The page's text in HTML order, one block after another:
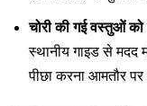
चोरी की गई वस्तुओं
स्थानीय गाइड से मदद
पीछा करना आमतौर पर